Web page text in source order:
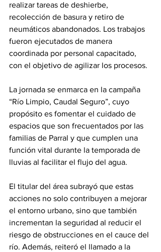
realizar tareas de deshierbe,
recolección de basura y retiro de
neumáticos abandonados. Los trabajos
fueron ejecutados de manera
coordinada por personal capacitado,
con el objetivo de agilizar los procesos.
La jornada se enmarca en la campaña
“Río Limpio, Caudal Seguro”, cuyo
propósito es fomentar el cuidado de
espacios que son frecuentados por las
familias de Parral y que cumplen una
función vital durante la temporada de
lluvias al facilitar el flujo del agua.
El titular del área subrayó que estas
acciones no solo contribuyen a mejorar
el entorno urbano, sino que también
incrementan la seguridad al reducir el
riesgo de obstrucciones en el cauce del
río. Además, reiteró el llamado a la